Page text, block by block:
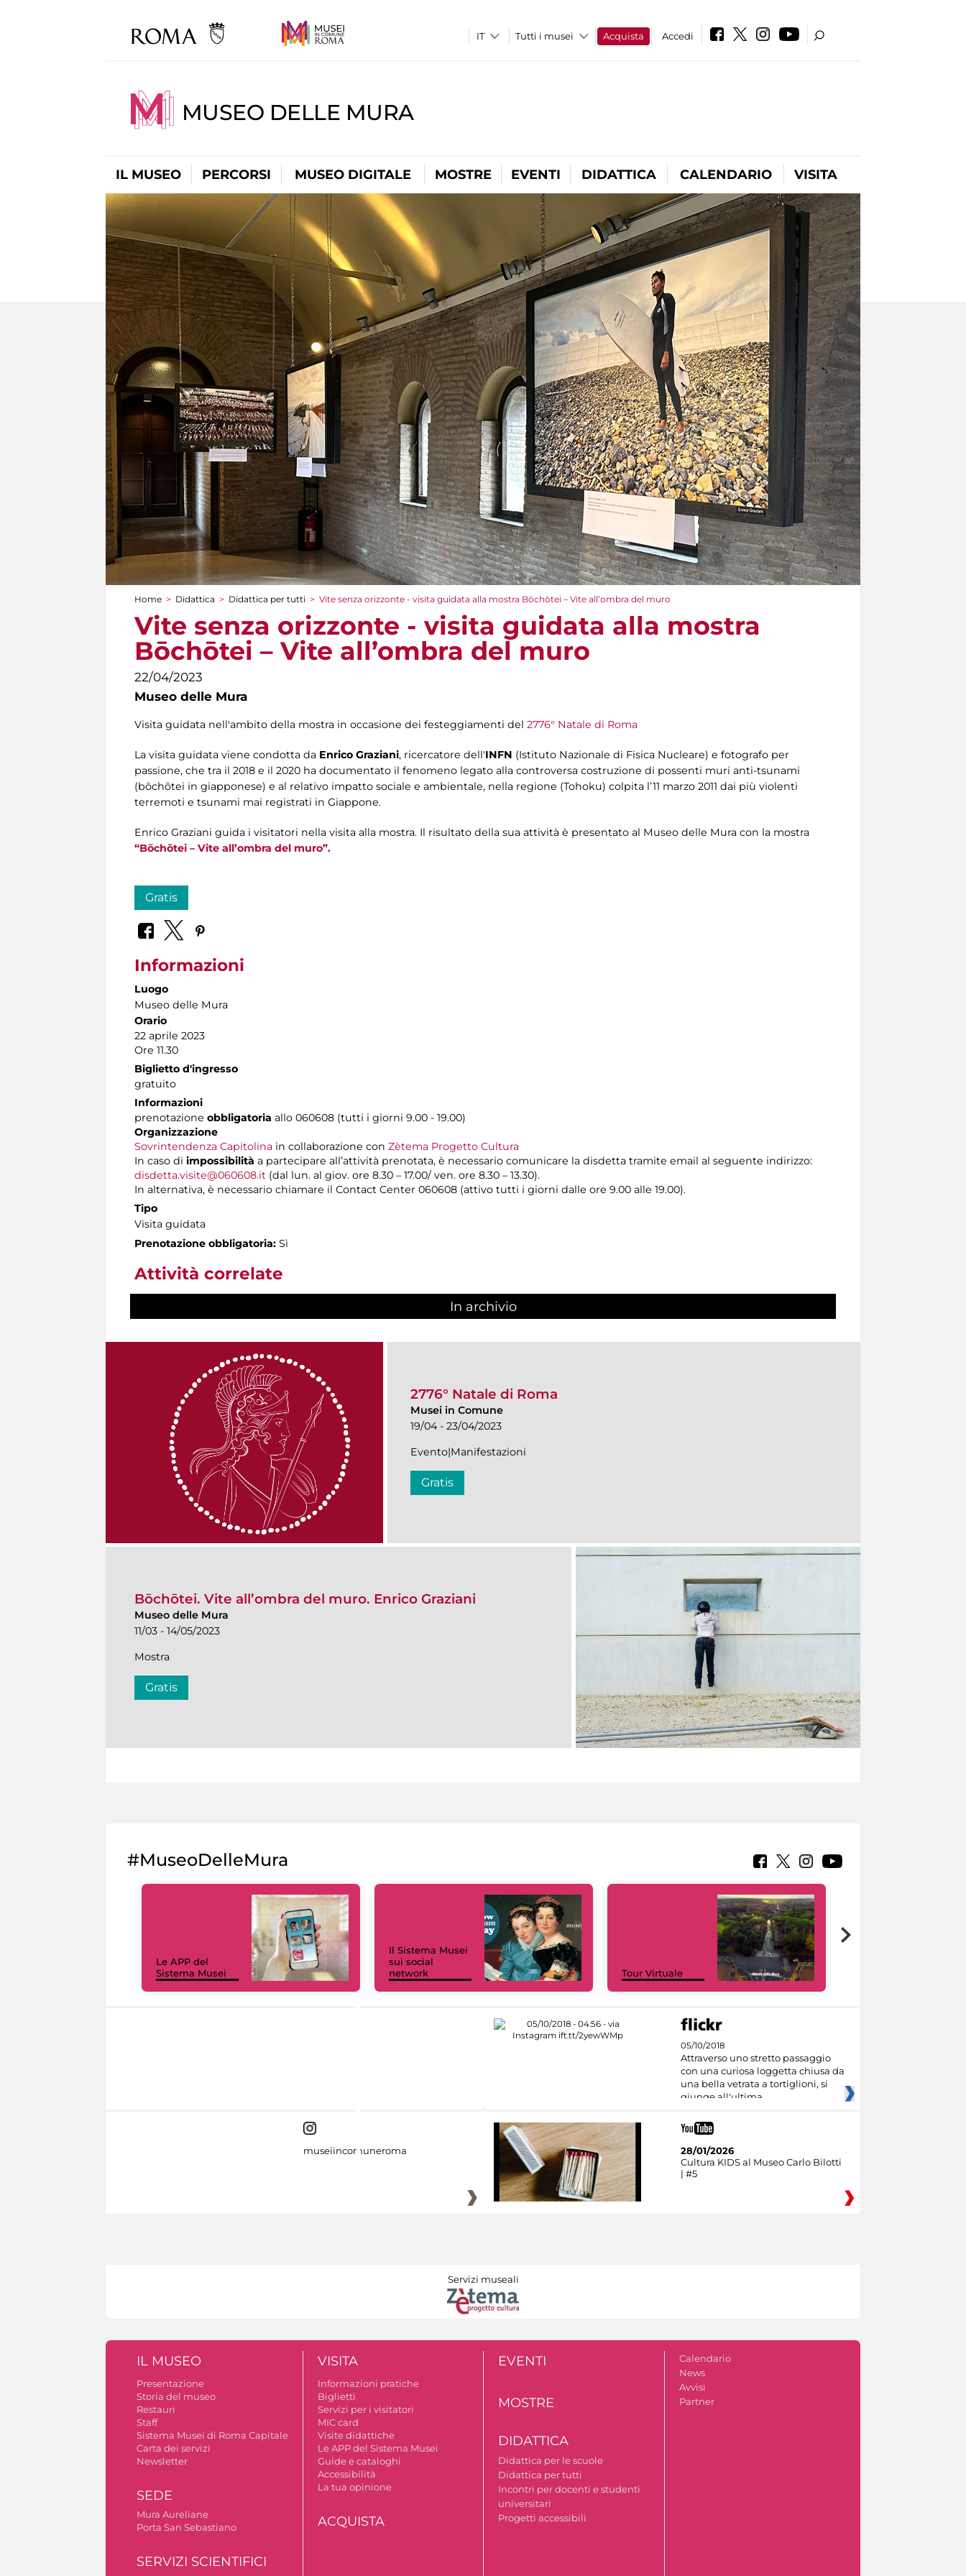
Tutti i musei Acquista Accedi
MUSEO DELLE MURA
IL MUSEO PERCORSI MUSEO DIGITALE MOSTRE EVENTI DIDATTICA CALENDARIO VISITA
Tu sei qui
Home > Didattica > Didattica per tutti > Vite senza orizzonte - visita guidata alla mostra Bōchōtei – Vite all’ombra del muro
Vite senza orizzonte - visita guidata alla mostra
Bōchōtei – Vite all’ombra del muro
22/04/2023
Museo delle Mura
Visita guidata nell'ambito della mostra in occasione dei festeggiamenti del 2776° Natale di Roma
La visita guidata viene condotta da Enrico Graziani, ricercatore dell'INFN (Istituto Nazionale di Fisica Nucleare) e fotografo per
passione, che tra il 2018 e il 2020 ha documentato il fenomeno legato alla controversa costruzione di possenti muri anti-tsunami
(bōchōtei in giapponese) e al relativo impatto sociale e ambientale, nella regione (Tohoku) colpita l’11 marzo 2011 dai più violenti
terremoti e tsunami mai registrati in Giappone.
Enrico Graziani guida i visitatori nella visita alla mostra. Il risultato della sua attività è presentato al Museo delle Mura con la mostra
“Bōchōtei – Vite all’ombra del muro”.
Gratis
Informazioni
Luogo
Museo delle Mura
Orario
22 aprile 2023
Ore 11.30
Biglietto d'ingresso
gratuito
Informazioni
prenotazione obbligatoria allo 060608 (tutti i giorni 9.00 - 19.00)
Organizzazione
Sovrintendenza Capitolina in collaborazione con Zètema Progetto Cultura
In caso di impossibilità a partecipare all’attività prenotata, è necessario comunicare la disdetta tramite email al seguente indirizzo:
disdetta.visite@060608.it (dal lun. al giov. ore 8.30 – 17.00/ ven. ore 8.30 – 13.30).
In alternativa, è necessario chiamare il Contact Center 060608 (attivo tutti i giorni dalle ore 9.00 alle 19.00).
Tipo
Visita guidata
Prenotazione obbligatoria: Sì
Attività correlate
In archivio
2776° Natale di Roma
Musei in Comune
19/04 - 23/04/2023
Evento|Manifestazioni
Gratis
Bōchōtei. Vite all’ombra del muro. Enrico Graziani
Museo delle Mura
11/03 - 14/05/2023
Mostra
Gratis
#MuseoDelleMura
Le APP del
Sistema Musei
Il Sistema Musei
sui social
network
Tour Virtuale
05/10/2018
Attraverso uno stretto passaggio
con una curiosa loggetta chiusa da
una bella vetrata a tortiglioni, si
giunge all'ultima
museiincomuneroma
28/01/2026
Cultura KIDS al Museo Carlo Bilotti
| #5
Servizi museali
IL MUSEO
Presentazione
Storia del museo
Restauri
Staff
Sistema Musei di Roma Capitale
Carta dei servizi
Newsletter
SEDE
Mura Aureliane
Porta San Sebastiano
SERVIZI SCIENTIFICI
VISITA
Informazioni pratiche
Biglietti
Servizi per i visitatori
MIC card
Visite didattiche
Le APP del Sistema Musei
Guide e cataloghi
Accessibilità
La tua opinione
ACQUISTA
EVENTI
MOSTRE
DIDATTICA
Didattica per le scuole
Didattica per tutti
Incontri per docenti e studenti
universitari
Progetti accessibili
Calendario
News
Avvisi
Partner